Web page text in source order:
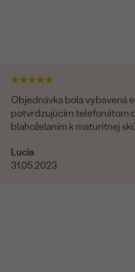
Objednávka bola vybavená
potvrdzujúcim telefonátom
blahoželaním k maturitnej
Lucia
31.05.2023